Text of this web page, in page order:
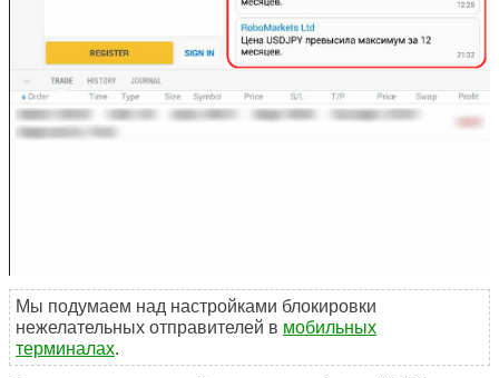
Мы подумаем над настройками блокировки
нежелательных отправителей в мобильных
терминалах.